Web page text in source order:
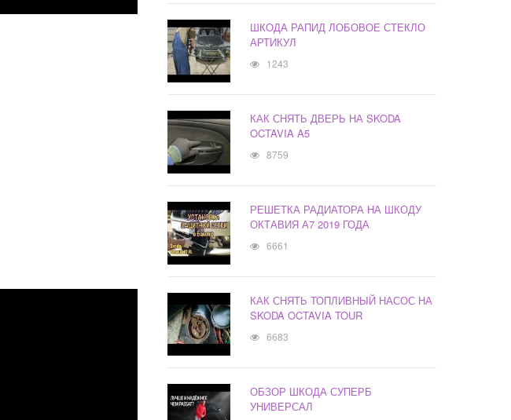
ШКОДА РАПИД ЛОБОВОЕ СТЕКЛО
АРТИКУЛ
1243
КАК СНЯТЬ ДВЕРЬ НА SKODA
OCTAVIA A5
8759
РЕШЕТКА РАДИАТОРА НА ШКОДУ
ОКТАВИЯ А7 2019 ГОДА
6661
КАК СНЯТЬ ТОПЛИВНЫЙ НАСОС НА
SKODA OCTAVIA TOUR
6683
ОБЗОР ШКОДА СУПЕРБ
УНИВЕРСАЛ